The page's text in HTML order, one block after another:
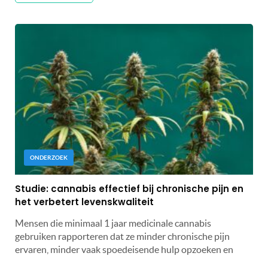
ONDERZOEK
Studie: cannabis effectief bij chronische pijn en
het verbetert levenskwaliteit
Mensen die minimaal 1 jaar medicinale cannabis
gebruiken rapporteren dat ze minder chronische pijn
ervaren, minder vaak spoedeisende hulp opzoeken en